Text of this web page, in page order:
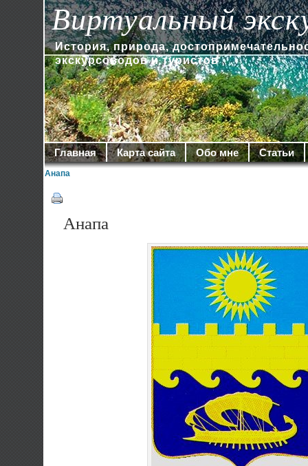
Виртуальный
История, природа,
экскурсоводов и туристов
Главная Карта сайта Обо мне Статьи
Анапа
Анапа